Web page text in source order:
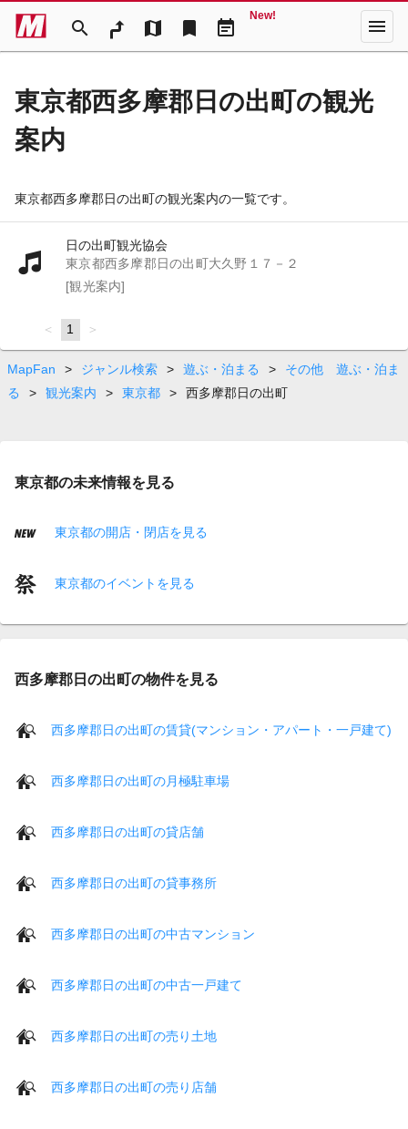
search map bookmark event_note
New! menu
東京都西多摩郡日の出町の観光
案内
東京都西多摩郡日の出町の観光案内の一覧です。
日の出町観光協会
東京都西多摩郡日の出町大久野１７－２
[観光案内]
page
You're
on
page
1 page
MapFan > ジャンル検索 > 遊ぶ・泊まる >
その他 遊ぶ・泊ま
る
> 観光案内 > 東京都 > 西多摩郡日の出町
東京都の未来情報を見る
東京都の開店・閉店を見る
東京都のイベントを見る
西多摩郡日の出町の物件を見る
西多摩郡日の出町の賃貸(マンション・アパート・一戸建て)
西多摩郡日の出町の月極駐車場
西多摩郡日の出町の貸店舗
西多摩郡日の出町の貸事務所
西多摩郡日の出町の中古マンション
西多摩郡日の出町の中古一戸建て
西多摩郡日の出町の売り土地
西多摩郡日の出町の売り店舗